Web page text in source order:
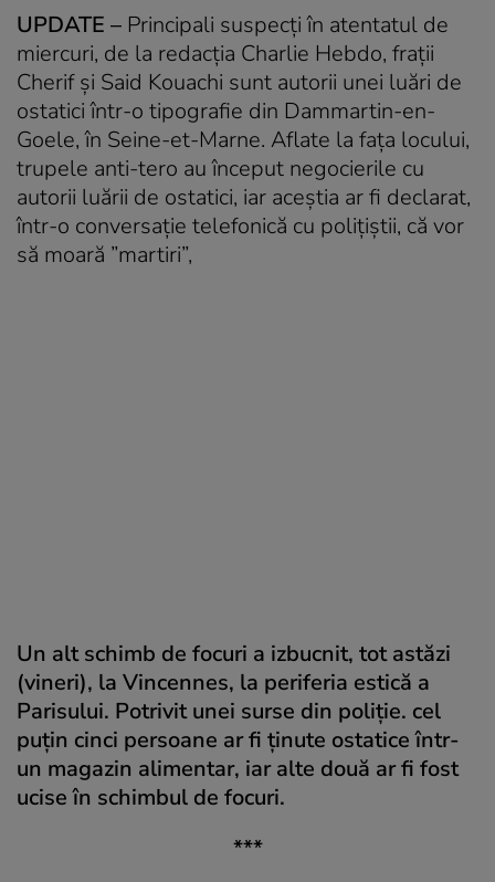
UPDATE – Principali suspecţi în atentatul de
miercuri, de la redacţia Charlie Hebdo, fraţii
Cherif şi Said Kouachi sunt autorii unei luări de
ostatici într-o tipografie din Dammartin-en-
Goele, în Seine-et-Marne. Aflate la faţa locului,
trupele anti-tero au început negocierile cu
autorii luării de ostatici, iar aceştia ar fi declarat,
într-o conversaţie telefonică cu poliţiştii, că vor
să moară ”martiri”,
Un alt schimb de focuri a izbucnit, tot astăzi
(vineri), la Vincennes, la periferia estică a
Parisului. Potrivit unei surse din poliţie. cel
puţin cinci persoane ar fi ţinute ostatice într-
un magazin alimentar, iar alte două ar fi fost
ucise în schimbul de focuri.
***